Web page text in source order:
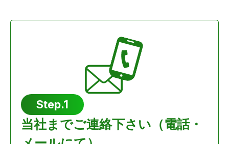
Step.1
当社までご連絡下さい（電話・